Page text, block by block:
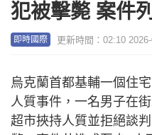
犯被擊斃 案件
即時國際 更新時間：02:10
烏克蘭首都基輔一個住
人質事件，一名男子在
超市挾持人質並拒絕談